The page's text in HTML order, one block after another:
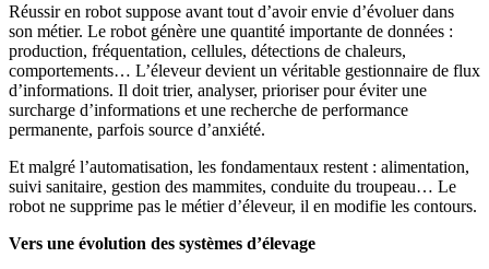
Réussir en robot suppose avant tout d’avoir envie d’évoluer dans
son métier. Le robot génère une quantité importante de données :
production, fréquentation, cellules, détections de chaleurs,
comportements… L’éleveur devient un véritable gestionnaire de flux
d’informations. Il doit trier, analyser, prioriser pour éviter une
surcharge d’informations et une recherche de performance
permanente, parfois source d’anxiété.
Et malgré l’automatisation, les fondamentaux restent : alimentation,
suivi sanitaire, gestion des mammites, conduite du troupeau… Le
robot ne supprime pas le métier d’éleveur, il en modifie les contours.
Vers une évolution des systèmes d’élevage